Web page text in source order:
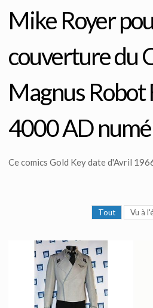
Mike Royer
couverture du
Magnus
4000 AD
Ce comics Gold Key date d'Avril
Tout Vu à